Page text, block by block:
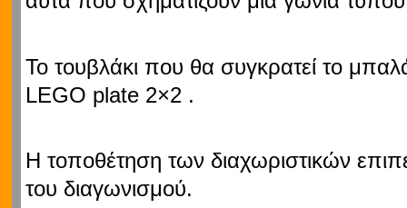
Το τουβλάκι που θα συγκρατεί το
LEGO plate 2×2 .
Η τοποθέτηση των διαχωριστικών
του διαγωνισμού.